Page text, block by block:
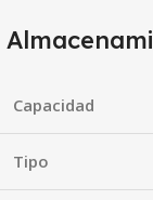
Capacidad
Tipo